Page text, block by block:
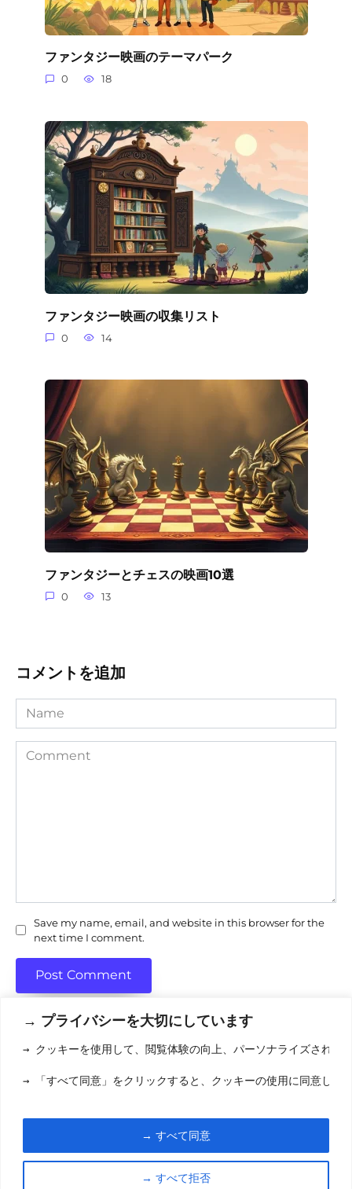
→ プライバシーを大切にしています
→ クッキーを使用して、閲覧体験の向上、パーソナライズされた
→ 「すべて同意」をクリックすると、クッキーの使用に同意した
→ すべて拒否
→ すべて同意
ファンタジー映画のテーマパーク
0 18
ファンタジー映画の収集リスト
0 14
ファンタジーとチェスの映画10選
0 13
コメントを追加
Name
Comment
Save my name, email, and website in this browser for the
next time I comment.
利用規約(りようきやく
© 2026 eigamori.com